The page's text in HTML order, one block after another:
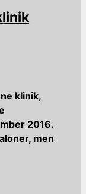
klinik,
2016.
men